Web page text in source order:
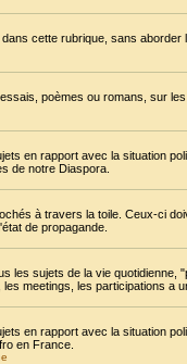
cette rubrique, sans
poèmes ou romans, sur
en rapport avec la situation
de notre Diaspora.
à travers la toile. Ceux-ci
de propagande.
les sujets de la vie
meetings, les participations a
en rapport avec la situation
en France.